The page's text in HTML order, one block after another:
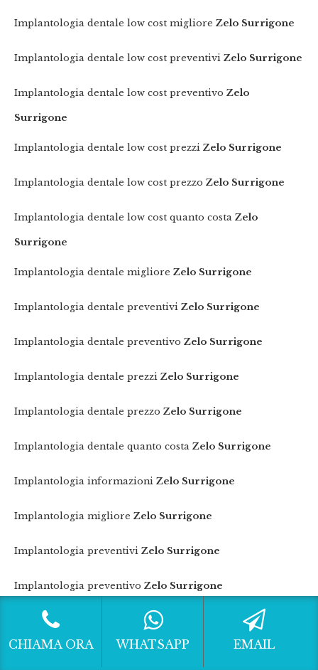
Implantologia dentale low cost migliore Zelo Surrigone
Implantologia dentale low cost preventivi Zelo Surrigone
Implantologia dentale low cost preventivo Zelo
Surrigone
Implantologia dentale low cost prezzi Zelo Surrigone
Implantologia dentale low cost prezzo Zelo Surrigone
Implantologia dentale low cost quanto costa Zelo
Surrigone
Implantologia dentale migliore Zelo Surrigone
Implantologia dentale preventivi Zelo Surrigone
Implantologia dentale preventivo Zelo Surrigone
Implantologia dentale prezzi Zelo Surrigone
Implantologia dentale prezzo Zelo Surrigone
Implantologia dentale quanto costa Zelo Surrigone
Implantologia informazioni Zelo Surrigone
Implantologia migliore Zelo Surrigone
Implantologia preventivi Zelo Surrigone
Implantologia preventivo Zelo Surrigone
Implantologia prezzi Zelo Surrigone
CHIAMA ORA WHATSAPP EMAIL